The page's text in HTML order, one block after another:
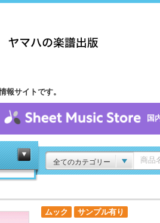
報サイトです。
国
全てのカテゴリー
ムック サンプル有り